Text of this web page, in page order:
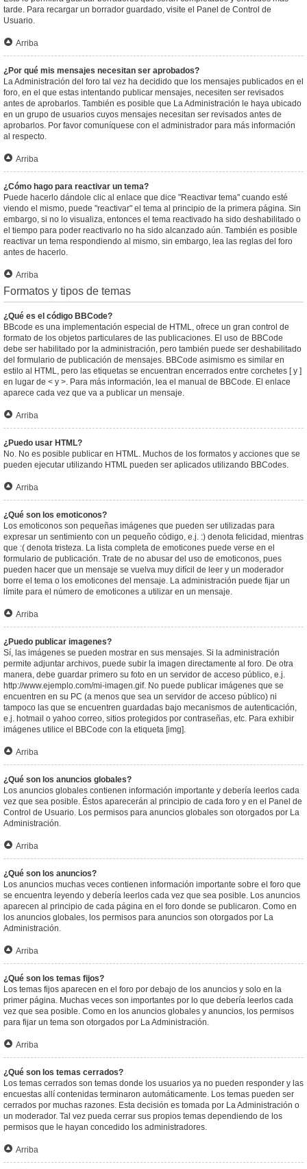
tarde. Para recargar un borrador guardado, visite el Panel de Control de
Usuario.
Arriba
¿Por qué mis mensajes necesitan ser aprobados?
La Administración del foro tal vez ha decidido que los mensajes publicados en el
foro, en el que estas intentando publicar mensajes, necesiten ser revisados
antes de aprobarlos. También es posible que La Administración le haya ubicado
en un grupo de usuarios cuyos mensajes necesitan ser revisados antes de
aprobarlos. Por favor comuníquese con el administrador para más información
al respecto.
Arriba
¿Cómo hago para reactivar un tema?
Puede hacerlo dándole clic al enlace que dice "Reactivar tema" cuando esté
viendo el mismo, puede "reactivar" el tema al principio de la primera página. Sin
embargo, si no lo visualiza, entonces el tema reactivado ha sido deshabilitado o
el tiempo para poder reactivarlo no ha sido alcanzado aún. También es posible
reactivar un tema respondiendo al mismo, sin embargo, lea las reglas del foro
antes de hacerlo.
Arriba
Formatos y tipos de temas
¿Qué es el código BBCode?
BBcode es una implementación especial de HTML, ofrece un gran control de
formato de los objetos particulares de las publicaciones. El uso de BBCode
debe ser habilitado por la administración, pero también puede ser deshabilitado
del formulario de publicación de mensajes. BBCode asimismo es similar en
estilo al HTML, pero las etiquetas se encuentran encerrados entre corchetes [ y ]
en lugar de < y >. Para más información, lea el manual de BBCode. El enlace
aparece cada vez que va a publicar un mensaje.
Arriba
¿Puedo usar HTML?
No. No es posible publicar en HTML. Muchos de los formatos y acciones que se
pueden ejecutar utilizando HTML pueden ser aplicados utilizando BBCodes.
Arriba
¿Qué son los emoticonos?
Los emoticonos son pequeñas imágenes que pueden ser utilizadas para
expresar un sentimiento con un pequeño código, e.j. :) denota felicidad, mientras
que :( denota tristeza. La lista completa de emoticones puede verse en el
formulario de publicación. Trate de no abusar del uso de emoticonos, pues
pueden hacer que un mensaje se vuelva muy difícil de leer y un moderador
borre el tema o los emoticones del mensaje. La administración puede fijar un
límite para el número de emoticones a utilizar en un mensaje.
Arriba
¿Puedo publicar imagenes?
Sí, las imágenes se pueden mostrar en sus mensajes. Si la administración
permite adjuntar archivos, puede subir la imagen directamente al foro. De otra
manera, debe guardar primero su foto en un servidor de acceso público, e.j.
http://www.ejemplo.com/mi-imagen.gif. No puede publicar imágenes que se
encuentren en su PC (a menos que sea un servidor de acceso público) ni
tampoco las que se encuentren guardadas bajo mecanismos de autenticación,
e.j. hotmail o yahoo correo, sitios protegidos por contraseñas, etc. Para exhibir
imágenes utilice el BBCode con la etiqueta [img].
Arriba
¿Qué son los anuncios globales?
Los anuncios globales contienen información importante y debería leerlos cada
vez que sea posible. Éstos aparecerán al principio de cada foro y en el Panel de
Control de Usuario. Los permisos para anuncios globales son otorgados por La
Administración.
Arriba
¿Qué son los anuncios?
Los anuncios muchas veces contienen información importante sobre el foro que
se encuentra leyendo y debería leerlos cada vez que sea posible. Los anuncios
aparecen al principio de cada página en el foro donde se publicaron. Como en
los anuncios globales, los permisos para anuncios son otorgados por La
Administración.
Arriba
¿Qué son los temas fijos?
Los temas fijos aparecen en el foro por debajo de los anuncios y solo en la
primer página. Muchas veces son importantes por lo que debería leerlos cada
vez que sea posible. Como en los anuncios globales y anuncios, los permisos
para fijar un tema son otorgados por La Administración.
Arriba
¿Qué son los temas cerrados?
Los temas cerrados son temas donde los usuarios ya no pueden responder y las
encuestas allí contenidas terminaron automáticamente. Los temas pueden ser
cerrados por muchas razones. Esta decisión es tomada por La Administración o
un moderador. Tal vez pueda cerrar sus propios temas dependiendo de los
permisos que le hayan concedido los administradores.
Arriba